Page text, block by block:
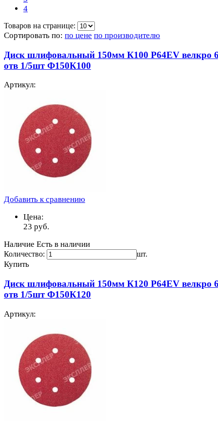
4
Товаров на странице:
Сортировать по: по цене по производителю
Диск шлифовальный 150мм К100 Р64EV велкро
отв 1/5шт Ф150К100
Артикул:
Добавить к сравнению
Цена:
23 руб.
Наличие Есть в наличии
Количество: шт.
Купить
Диск шлифовальный 150мм К120 Р64EV велкро
отв 1/5шт Ф150К120
Артикул: